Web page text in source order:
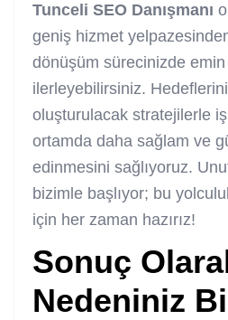
Tunceli SEO Danışmanı
geniş hizmet
dönüşüm sürecinizde emin
ilerleyebilirsiniz.
oluşturulacak stratejilerle
ortamda daha sağlam ve
edinmesini sağlıyoruz.
bizimle başlıyor; bu
için her zaman hazırız!
Sonuç
Nedeniniz